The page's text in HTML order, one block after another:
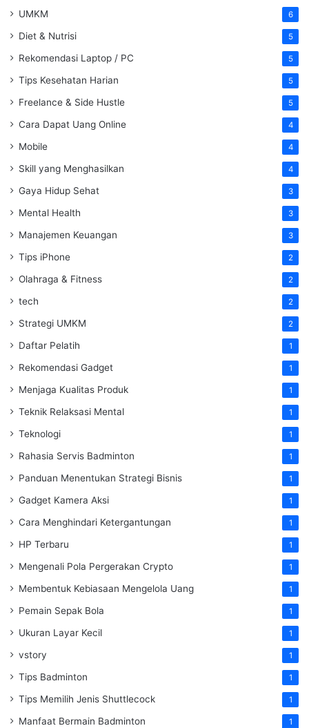
UMKM 6
Diet & Nutrisi 5
Rekomendasi Laptop / PC 5
Tips Kesehatan Harian 5
Freelance & Side Hustle 5
Cara Dapat Uang Online 4
Mobile 4
Skill yang Menghasilkan 4
Gaya Hidup Sehat 3
Mental Health 3
Manajemen Keuangan 3
Tips iPhone 2
Olahraga & Fitness 2
tech 2
Strategi UMKM 2
Daftar Pelatih 1
Rekomendasi Gadget 1
Menjaga Kualitas Produk 1
Teknik Relaksasi Mental 1
Teknologi 1
Rahasia Servis Badminton 1
Panduan Menentukan Strategi Bisnis 1
Gadget Kamera Aksi 1
Cara Menghindari Ketergantungan 1
HP Terbaru 1
Mengenali Pola Pergerakan Crypto 1
Membentuk Kebiasaan Mengelola Uang 1
Pemain Sepak Bola 1
Ukuran Layar Kecil 1
vstory 1
Tips Badminton 1
Tips Memilih Jenis Shuttlecock 1
Manfaat Bermain Badminton 1